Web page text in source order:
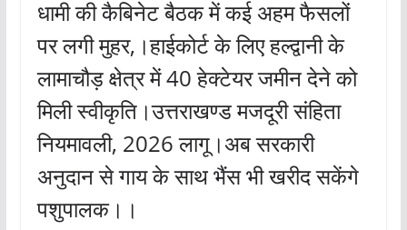
धामी की कैबिनेट बैठक में कई अहम फैसलों
पर लगी मुहर,।हाईकोर्ट के लिए हल्द्वानी के
लामाचौड़ क्षेत्र में 40 हेक्टेयर जमीन देने को
मिली स्वीकृति।उत्तराखण्ड मजदूरी संहिता
नियमावली, 2026 लागू।अब सरकारी
अनुदान से गाय के साथ भैंस भी खरीद सकेंगे
पशुपालक।।